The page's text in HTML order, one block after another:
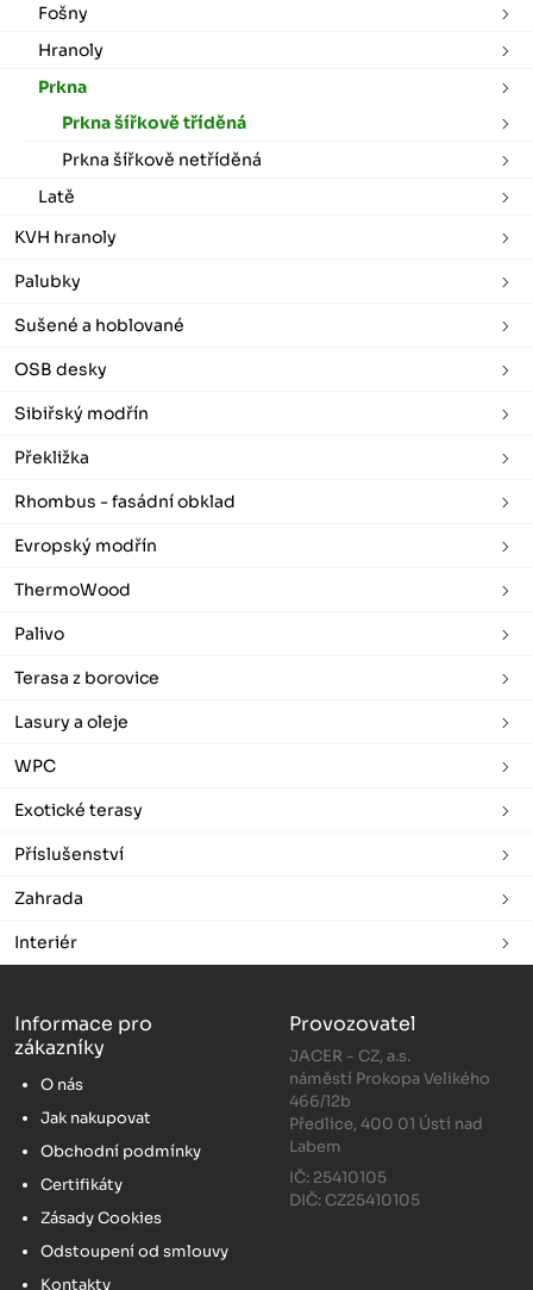
Fošny
Hranoly
Prkna
Prkna šířkově tříděná
Prkna šířkově netříděná
Latě
KVH hranoly
Palubky
Sušené a hoblované
OSB desky
Sibiřský modřín
Překližka
Rhombus - fasádní obklad
Evropský modřín
ThermoWood
Palivo
Terasa z borovice
Lasury a oleje
WPC
Exotické terasy
Příslušenství
Zahrada
Interiér
Informace pro
zákazníky
O nás
Jak nakupovat
Obchodní podmínky
Certifikáty
Zásady Cookies
Odstoupení od smlouvy
Kontakty
Provozovatel
JACER - CZ, a.s.
náměstí Prokopa Velikého
466/12b
Předlice, 400 01 Ústí nad
Labem
IČ: 25410105
DIČ: CZ25410105